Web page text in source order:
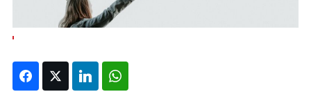
FacebookTwitter LinkedIn